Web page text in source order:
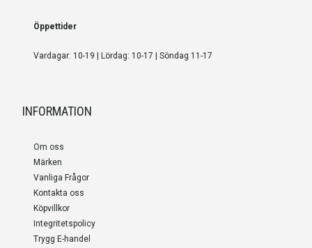
Öppettider
Vardagar: 10-19 | Lördag: 10-17 | Söndag 11-17
INFORMATION
Om oss
Märken
Vanliga Frågor
Kontakta oss
Köpvillkor
Integritetspolicy
Trygg E-handel